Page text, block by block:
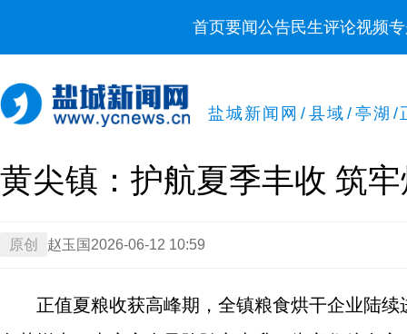
首页要闻公告民生评论视频
盐城新闻网 / 县域 / 亭湖 /
黄尖镇：护航夏季丰收 筑
原创 赵玉国 2026-06-12 10:59
正值夏粮收获高峰期，全镇粮食烘干企业陆